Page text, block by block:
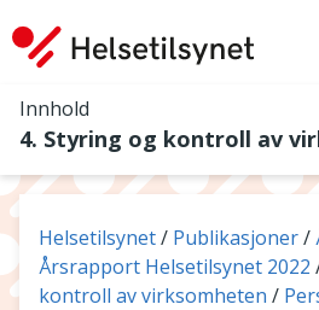
Innhold
4. Styring og kontroll av
Du er her:
Helsetilsynet Publikasjoner
Årsrapport Helsetilsynet 2022
kontroll av virksomheten